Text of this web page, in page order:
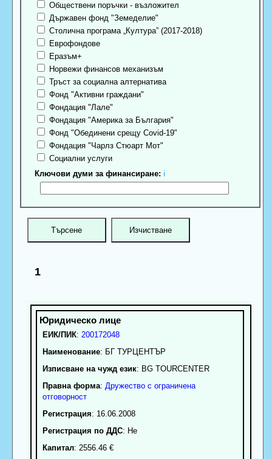
Обществени поръчки - възложител
Държавен фонд "Земеделие"
Столична програма „Култура” (2017-2018)
Еврофондове
Еразъм+
Норвежи финансов механизъм
Тръст за социална алтернатива
Фонд "Активни граждани"
Фондация "Лале"
Фондация "Америка за България"
Фонд "Обединени срещу Covid-19"
Фондация "Чарлз Стюарт Мот"
Социални услуги
Ключови думи за финансиране: ℹ
1
ЕИК/ПИК: 200172048
Наименование: БГ ТУРЦЕНТЪР
Изписване на чужд език: BG TOURCENTER
Правна форма: Дружество с ограничена
отговорност
Регистрация: 16.06.2008
Регистрация по ДДС: Нe
Капитал: 2556.46 €